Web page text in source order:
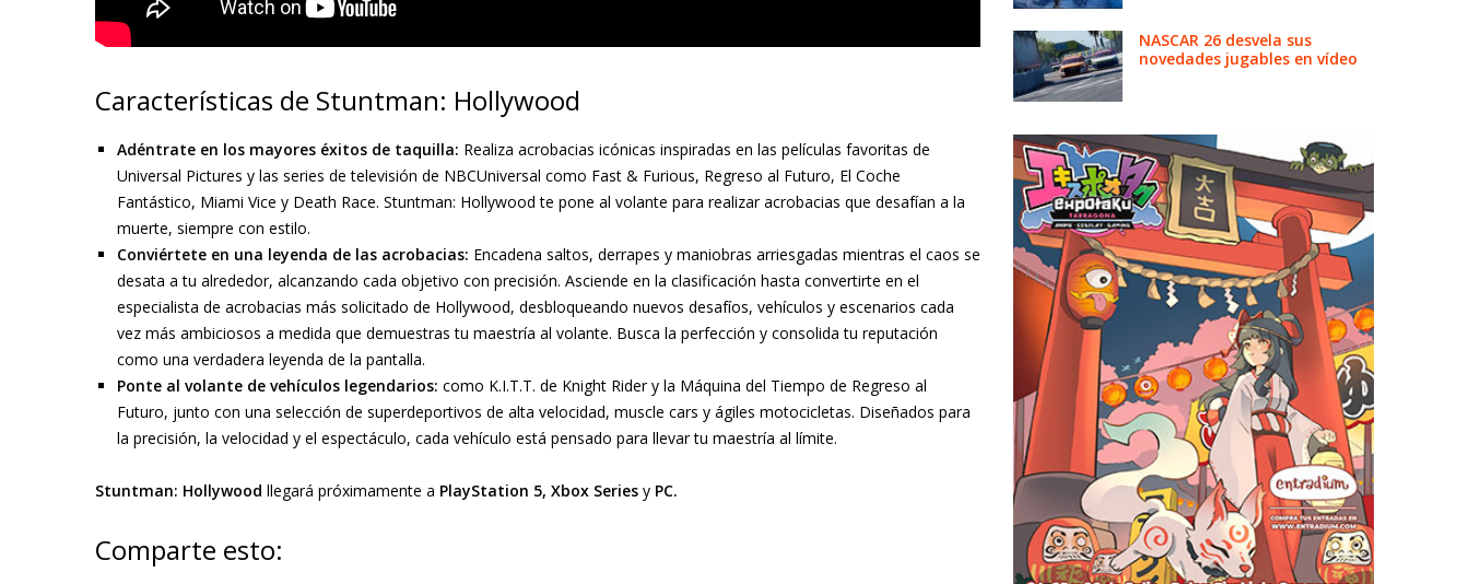
Características de Stuntman: Hollywood
Adéntrate en los mayores éxitos de taquilla: Realiza acrobacias icónicas inspiradas en las películas favoritas de
Universal Pictures y las series de televisión de NBCUniversal como Fast & Furious, Regreso al Futuro, El Coche
Fantástico, Miami Vice y Death Race. Stuntman: Hollywood te pone al volante para realizar acrobacias que desafían a la
muerte, siempre con estilo.
Conviértete en una leyenda de las acrobacias: Encadena saltos, derrapes y maniobras arriesgadas mientras el caos se
desata a tu alrededor, alcanzando cada objetivo con precisión. Asciende en la clasificación hasta convertirte en el
especialista de acrobacias más solicitado de Hollywood, desbloqueando nuevos desafíos, vehículos y escenarios cada
vez más ambiciosos a medida que demuestras tu maestría al volante. Busca la perfección y consolida tu reputación
como una verdadera leyenda de la pantalla.
Ponte al volante de vehículos legendarios: como K.I.T.T. de Knight Rider y la Máquina del Tiempo de Regreso al
Futuro, junto con una selección de superdeportivos de alta velocidad, muscle cars y ágiles motocicletas. Diseñados para
la precisión, la velocidad y el espectáculo, cada vehículo está pensado para llevar tu maestría al límite.
Stuntman: Hollywood llegará próximamente a PlayStation 5, Xbox Series y PC.
Comparte esto:
NASCAR 26 desvela sus
novedades jugables en vídeo